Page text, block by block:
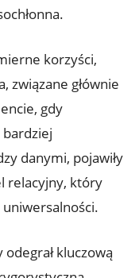
korzyści,
związane głównie
gdy
bardziej
danymi, ⁢pojawiły
relacyjny, który
⁣uniwersalności.
kluczową